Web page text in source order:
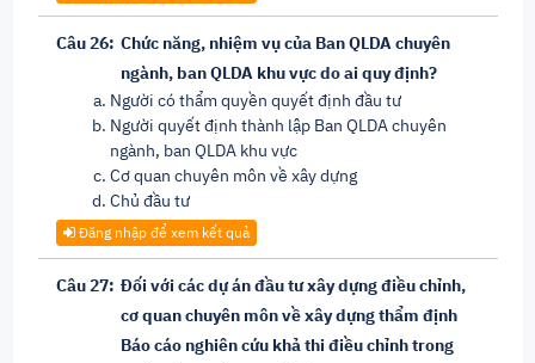
Câu 26: Chức năng, nhiệm vụ của Ban QLDA chuyên
ngành, ban QLDA khu vực do ai quy định?
Người có thẩm quyền quyết định đầu tư
Người quyết định thành lập Ban QLDA chuyên
ngành, ban QLDA khu vực
Cơ quan chuyên môn về xây dựng
Chủ đầu tư
Đăng nhập để xem kết quả
Câu 27: Đối với các dự án đầu tư xây dựng điều chỉnh,
cơ quan chuyên môn về xây dựng thẩm định
Báo cáo nghiên cứu khả thi điều chỉnh trong